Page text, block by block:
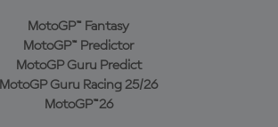
MotoGP™ Fantasy
MotoGP™ Predictor
MotoGP Guru Predict
MotoGP Guru Racing 25/26
MotoGP™26